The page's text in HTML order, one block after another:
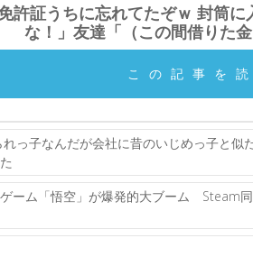
許証うちに忘れてたぞｗ 封筒
な！」友達「（この間借りた金
この記事を
れっ子なんだが会社に昔のいじめっ子と似
ーム「悟空」が爆発的大ブーム Steam